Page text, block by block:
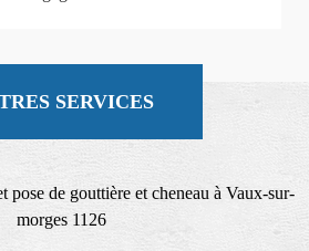
SERVICES
pose de gouttière et cheneau à Vaux-sur-
morges 1126